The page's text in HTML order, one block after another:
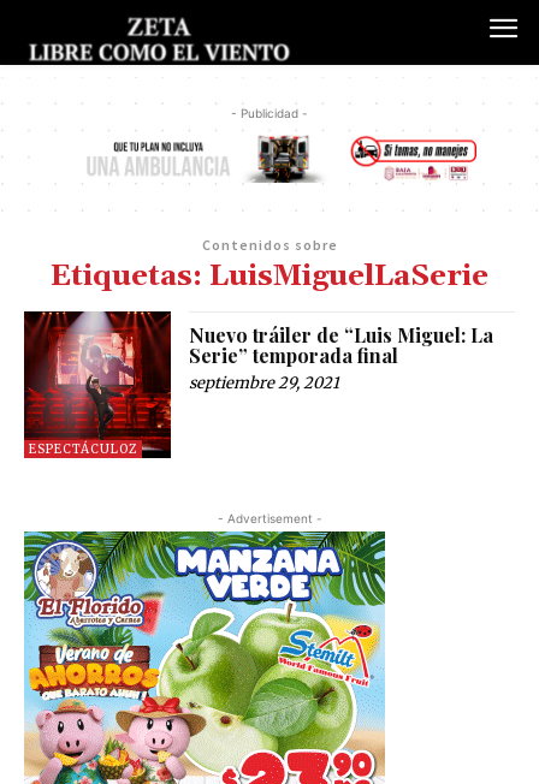
- Publicidad -
Contenidos sobre
Etiquetas: LuisMiguelLaSerie
ESPECTÁCULOZ
Nuevo tráiler de “Luis Miguel: La
Serie” temporada final
septiembre 29, 2021
- Advertisement -